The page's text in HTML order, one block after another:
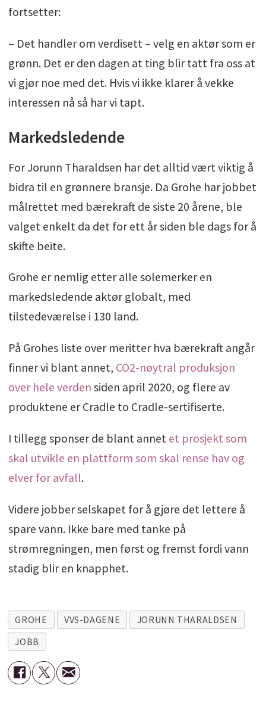
fortsetter:
– Det handler om verdisett – velg en aktør som er
grønn. Det er den dagen at ting blir tatt fra oss at
vi gjør noe med det. Hvis vi ikke klarer å vekke
interessen nå så har vi tapt.
Markedsledende
For Jorunn Tharaldsen har det alltid vært viktig å
bidra til en grønnere bransje. Da Grohe har jobbet
målrettet med bærekraft de siste 20 årene, ble
valget enkelt da det for ett år siden ble dags for å
skifte beite.
Grohe er nemlig etter alle solemerker en
markedsledende aktør globalt, med
tilstedeværelse i 130 land.
På Grohes liste over meritter hva bærekraft angår
finner vi blant annet, CO2-nøytral produksjon
over hele verden siden april 2020, og flere av
produktene er Cradle to Cradle-sertifiserte.
I tillegg sponser de blant annet et prosjekt som
skal utvikle en plattform som skal rense hav og
elver for avfall.
Videre jobber selskapet for å gjøre det lettere å
spare vann. Ikke bare med tanke på
strømregningen, men først og fremst fordi vann
stadig blir en knapphet.
GROHE VVS-DAGENE
JORUNN THARALDSEN
JOBB